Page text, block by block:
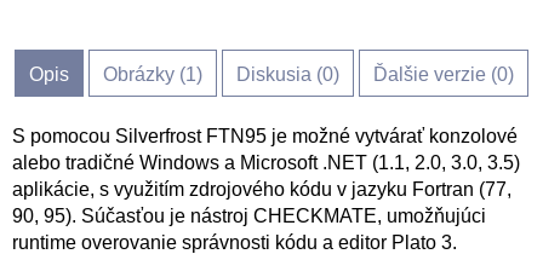
Opis Obrázky (1) Diskusia (0) Ďalšie verzie (0)
S pomocou Silverfrost FTN95 je možné vytvárať konzolové
alebo tradičné Windows a Microsoft .NET (1.1, 2.0, 3.0, 3.5)
aplikácie, s využitím zdrojového kódu v jazyku Fortran (77,
90, 95). Súčasťou je nástroj CHECKMATE, umožňujúci
runtime overovanie správnosti kódu a editor Plato 3.